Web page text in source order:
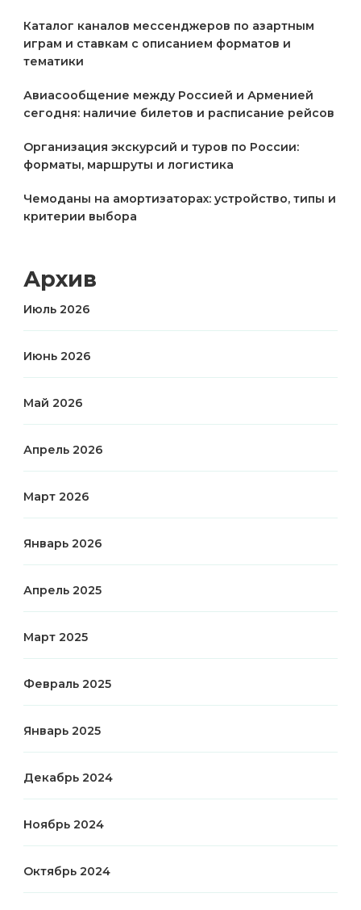
Каталог каналов мессенджеров по азартным
играм и ставкам с описанием форматов и
тематики
Авиасообщение между Россией и Арменией
сегодня: наличие билетов и расписание рейсов
Организация экскурсий и туров по России:
форматы, маршруты и логистика
Чемоданы на амортизаторах: устройство, типы и
критерии выбора
Архив
Июль 2026
Июнь 2026
Май 2026
Апрель 2026
Март 2026
Январь 2026
Апрель 2025
Март 2025
Февраль 2025
Январь 2025
Декабрь 2024
Ноябрь 2024
Октябрь 2024